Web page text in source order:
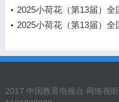
2017 中国教育电视台 网络视